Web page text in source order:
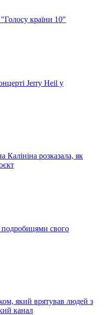
країни 10"
Jerry Heil у
Калініна розказала, як
свого
який врятував людей з
канал